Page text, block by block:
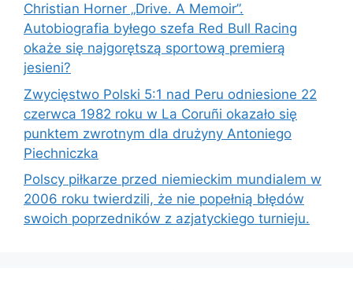
Christian Horner „Drive. A Memoir”.
Autobiografia byłego szefa Red Bull Racing
okaże się najgorętszą sportową premierą
jesieni?
Zwycięstwo Polski 5:1 nad Peru odniesione 22
czerwca 1982 roku w La Coruñi okazało się
punktem zwrotnym dla drużyny Antoniego
Piechniczka
Polscy piłkarze przed niemieckim mundialem w
2006 roku twierdzili, że nie popełnią błędów
swoich poprzedników z azjatyckiego turnieju.